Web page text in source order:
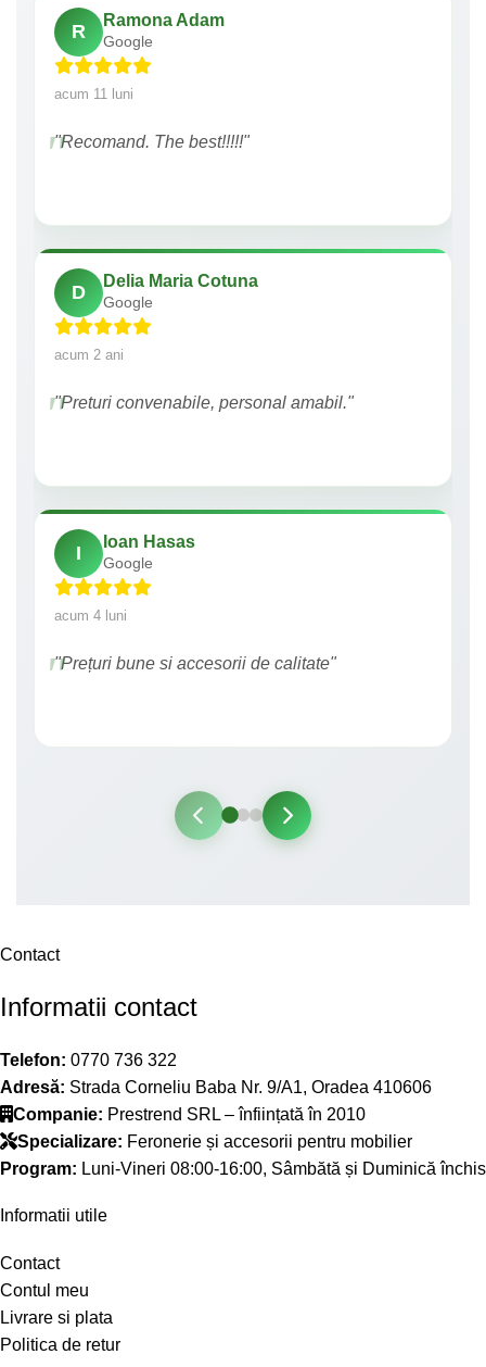
R
Ramona Adam
Google
acum 11 luni
"Recomand. The best!!!!!"
D
Delia Maria Cotuna
Google
acum 2 ani
"Preturi convenabile, personal amabil."
I
Ioan Hasas
Google
acum 4 luni
"Prețuri bune si accesorii de calitate"
Contact
Informatii contact
Telefon: 0770 736 322
Adresă: Strada Corneliu Baba Nr. 9/A1, Oradea 410606
Companie: Prestrend SRL – înființată în 2010
Specializare: Feronerie și accesorii pentru mobilier
Program: Luni-Vineri 08:00-16:00, Sâmbătă și Duminică închis
Informatii utile
Contact
Contul meu
Livrare si plata
Politica de retur